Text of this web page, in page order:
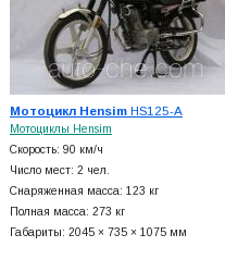
Мотоцикл HensimHS125-A
Мотоциклы Hensim
Скорость: 90 км/ч
Число мест: 2 чел.
Снаряженная масса: 123 кг
Полная масса: 273 кг
Габариты: 2045 × 735 × 1075 мм